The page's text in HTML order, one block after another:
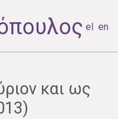
el en
και ως